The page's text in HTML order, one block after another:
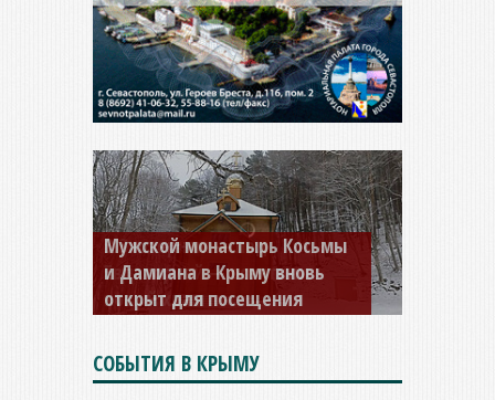
Мужской монастырь Косьмы
и Дамиана в Крыму вновь
открыт для посещения
СОБЫТИЯ В КРЫМУ